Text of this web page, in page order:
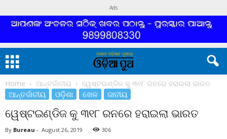
Ads
Home ଆନ୍ତର୍ଜାତୀୟ ୱେଷ୍ଟଇଣ୍ଡିଜ କୁ ୩୧୮ ରନରେ ହରାଇଲା ଭାରତ
ଆନ୍ତର୍ଜାତୀୟ ଓଡ଼ିଶା ଖେଳ ଜାତୀୟ
ୱେଷ୍ଟଇଣ୍ଡିଜ କୁ ୩୧୮ ରନରେ ହରାଇଲା ଭାରତ
By Bureau - August 26, 2019 306